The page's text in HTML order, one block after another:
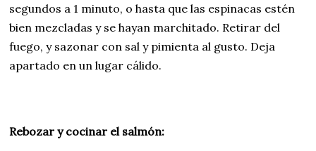
segundos a 1 minuto, o hasta que las espinacas estén
bien mezcladas y se hayan marchitado. Retirar del
fuego, y sazonar con sal y pimienta al gusto. Deja
apartado en un lugar cálido.
Rebozar y cocinar el salmón: